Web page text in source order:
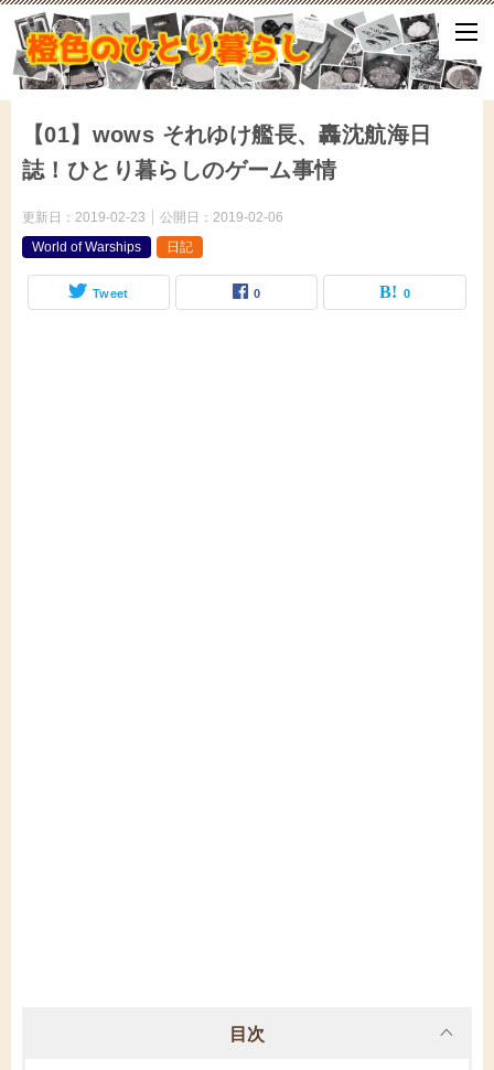
ひとり暮らしをしながら、気づいたことや、ふと思ったこと、試して
となどをアップしていきます。
【01】wows それゆけ艦長、轟沈航海日
誌！ひとり暮らしのゲーム事情
更新日： 2019-02-23 公開日： 2019-02-06
World of Warships
日記
Tweet 0 0
目次